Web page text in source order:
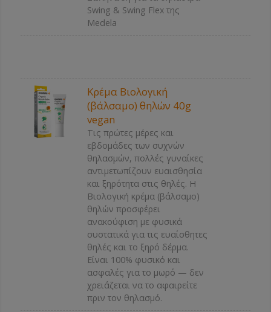
Swing & Swing Flex της
Medela
Κρέμα Βιολογική
(βάλσαμο) θηλών 40g
vegan
Τις πρώτες μέρες και
εβδομάδες των συχνών
θηλασμών, πολλές γυναίκες
αντιμετωπίζουν ευαισθησία
και ξηρότητα στις θηλές. Η
Βιολογική κρέμα (βάλσαμο)
θηλών προσφέρει
ανακούφιση με φυσικά
συστατικά για τις ευαίσθητες
θηλές και το ξηρό δέρμα.
Είναι 100% φυσικό και
ασφαλές για το μωρό — δεν
χρειάζεται να το αφαιρείτε
πριν τον θηλασμό.